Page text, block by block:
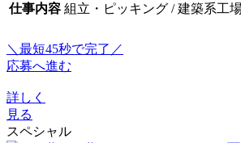
仕事内容 組立・ピッキング / 建築系工
＼最短45秒で完了／
応募へ進む
詳しく
見る
スペシャル